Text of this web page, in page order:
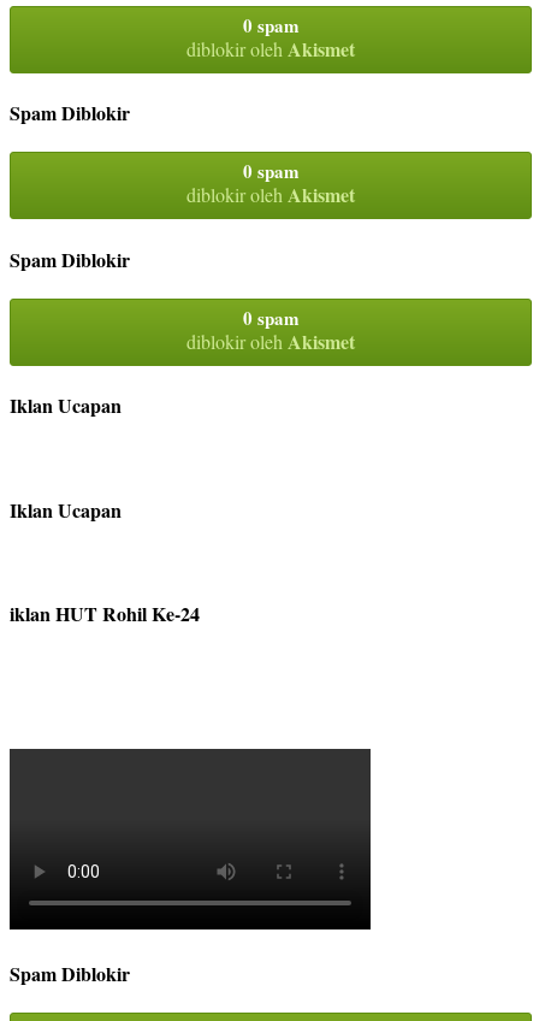
0 spam
diblokir oleh Akismet
Spam Diblokir
0 spam
diblokir olehAkismet
Spam Diblokir
0 spam
diblokir oleh Akismet
Iklan Ucapan
Iklan Ucapan
iklan HUT Rohil Ke-24
Spam Diblokir